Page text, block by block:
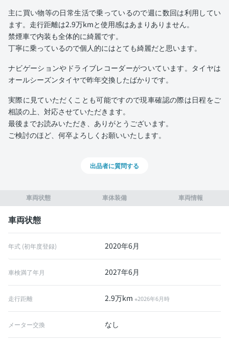
車両状態 車体装備 車両情報
車両状態
年式 (初年度登録) 2020年6月
車検満了年月 2027年6月
走行距離 2.9万km※2026年6月時
メーター交換 なし
主に買い物等の日常生活で乗っているので週に数回は利用してい
ます。走行距離は2.9万kmと使用感はあまりありません。
禁煙車で内装も全体的に綺麗です。
丁寧に乗っているので個人的にはとても綺麗だと思います。
ナビゲーションやドライブレコーダーがついています。タイヤは
オールシーズンタイヤで昨年交換したばかりです。
実際に見ていただくことも可能ですので現車確認の際は日程をご
相談の上、対応させていただきます。
最後までお読みいただき、ありがとうございます。
ご検討のほど、何卒よろしくお願いいたします。
出品者に質問する